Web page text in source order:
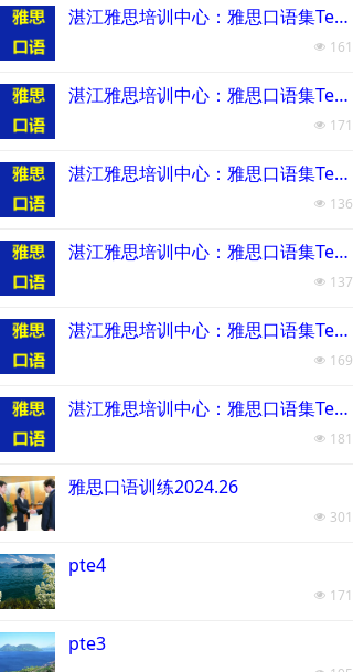
湛江雅思培训中心：雅思口语集Test6
넶 161
湛江雅思培训中心：雅思口语集Test5
넶 171
湛江雅思培训中心：雅思口语集Test4
넶 136
湛江雅思培训中心：雅思口语集Test3
넶 137
湛江雅思培训中心：雅思口语集Test2
넶 169
湛江雅思培训中心：雅思口语集Test1
넶 181
雅思口语训练2024.26
넶 301
pte4
넶 171
pte3